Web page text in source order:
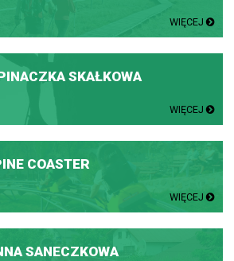
WIĘCEJ
SKAŁKOWA
WIĘCEJ
COASTER
WIĘCEJ
SANECZKOWA